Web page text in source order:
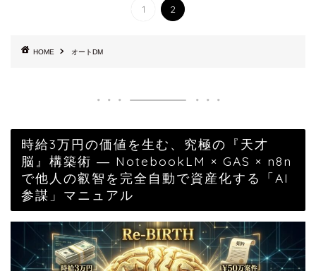
1 2
HOME オートDM
時給3万円の価値を生む、究極の『天才
脳』構築術 ― NotebookLM × GAS × n8n
で他人の叡智を完全自動で資産化する「AI
参謀」マニュアル